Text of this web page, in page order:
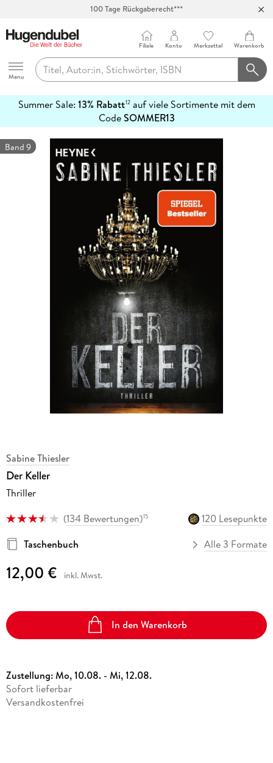
100 Tage Rückgaberecht***
Hugendubel
Menu
Filiale Konto Merkzettel Warenkorb
Summer Sale: 13% Rabatt12auf viele Sortimente mit dem
CodeSOMMER13
erfahren
Band 9
Sabine Thiesler
Der Keller
Thriller
(134 Bewertungen)15
120 Lesepunkte
Taschenbuch
Alle 3 Formate
12,00 € inkl. Mwst.
In den Warenkorb
Zustellung:Mo, 10.08. - Mi, 12.08.
Sofort lieferbar
Versandkostenfrei